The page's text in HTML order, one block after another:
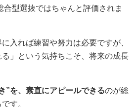
合型選抜ではちゃんと評価されま
入れば練習や努力は必要ですが、
る」という気持ちこそ、将来の成長
”を、素直にアピールできるのが総
す。